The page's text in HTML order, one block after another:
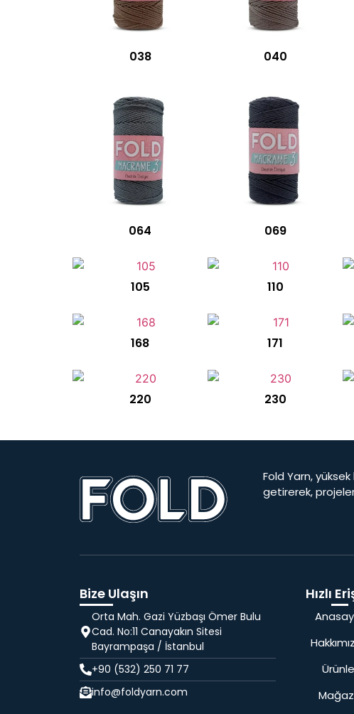
038 040
064 069
105 110
168 171
220 230
Fold Yarn,
getirerek,
Bize Ulaşın
Orta Mah. Gazi Yüzbaşı Ömer Bulu
Cad. No:11 Canayakın Sitesi
Bayrampaşa / İstanbul
+90 (532) 250 71 77
info@foldyarn.com
Hızlı